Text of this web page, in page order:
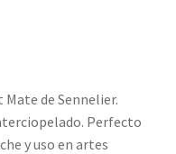
de Sennelier.
Perfecto
y uso en artes